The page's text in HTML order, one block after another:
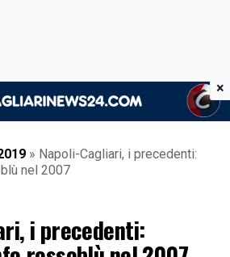
» Napoli-Cagliari, i precedenti:
nel 2007
i precedenti:
×